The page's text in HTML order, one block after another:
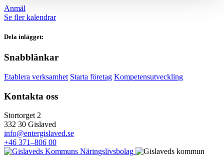
Anmäl
Se fler kalendrar
Dela inlägget:
Snabblänkar
Etablera verksamhet Starta företag Kompetensutveckling
Kontakta oss
Stortorget 2
332 30 Gislaved
info@entergislaved.se
+46 371–806 00